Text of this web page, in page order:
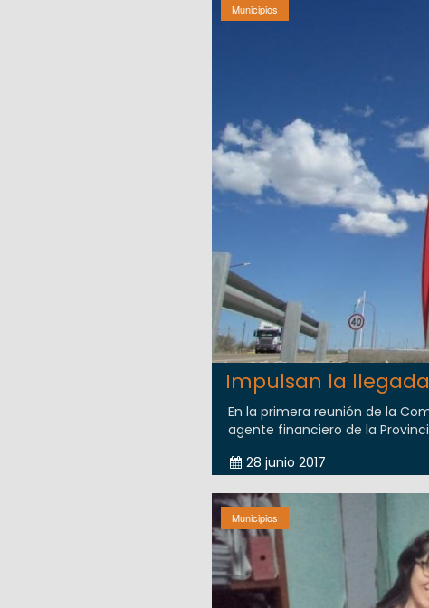
Municipios
Impulsan la
En la primera reunión de la
agente financiero de la
28 junio 2017
Municipios